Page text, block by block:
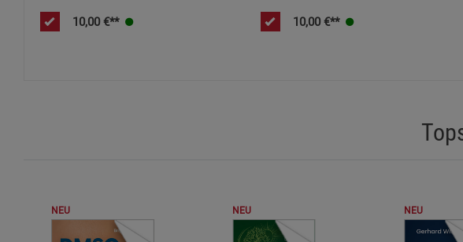
10,00 €** 10,00 €**
NEU NEU NEU